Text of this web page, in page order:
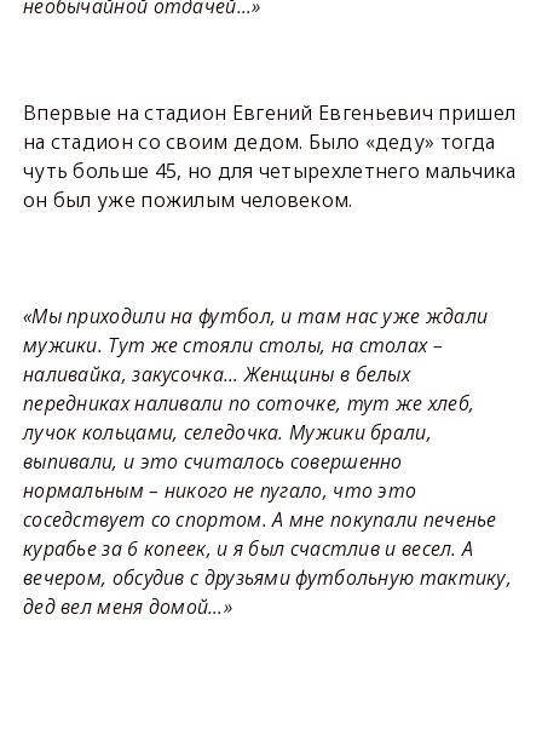
необычайной отдачей…»
Впервые на стадион Евгений Евгеньевич пришел
на стадион со своим дедом. Было «деду» тогда
чуть больше 45, но для четырехлетнего мальчика
он был уже пожилым человеком.
«Мы приходили на футбол, и там нас уже ждали
мужики. Тут же стояли столы, на столах –
наливайка, закусочка… Женщины в белых
передниках наливали по соточке, тут же хлеб,
лучок кольцами, селедочка. Мужики брали,
выпивали, и это считалось совершенно
нормальным – никого не пугало, что это
соседствует со спортом. А мне покупали печенье
курабье за 6 копеек, и я был счастлив и весел. А
вечером, обсудив с друзьями футбольную тактику,
дед вел меня домой…»